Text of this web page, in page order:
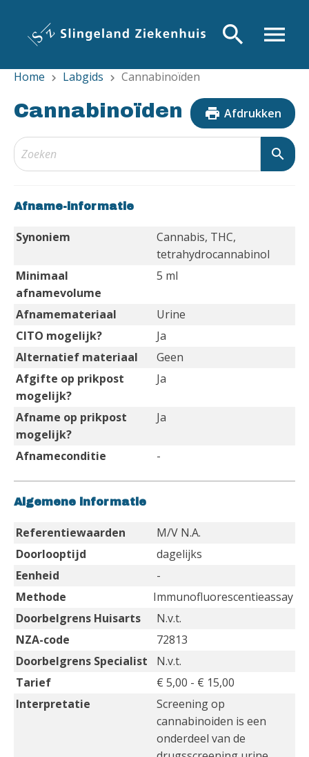
inhoud
menu
search
Home chevron_right Labgids chevron_right Cannabinoïden
Cannabinoïden print Afdrukken
search
Afname-informatie
Synoniem
Cannabis, THC,
tetrahydrocannabinol
Minimaal
afnamevolume
5 ml
Afnamemateriaal
Urine
CITO mogelijk?
Ja
Alternatief materiaal
Geen
Afgifte op prikpost
mogelijk?
Ja
Afname op prikpost
mogelijk?
Ja
Afnameconditie -
Algemene informatie
Referentiewaarden
M/V N.A.
Doorlooptijd
dagelijks
Eenheid
-
Methode
Immunofluorescentieassay
Doorbelgrens Huisarts
N.v.t.
NZA-code
72813
Doorbelgrens Specialist
N.v.t.
Tarief
€ 5,00 - € 15,00
Interpretatie
Screening op
cannabinoiden is een
onderdeel van de